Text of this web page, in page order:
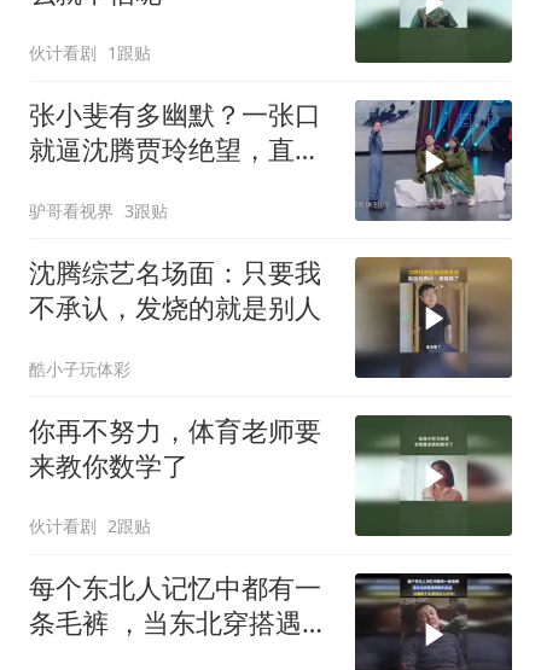
伙计看剧 1跟贴
张小斐有多幽默？一张口
就逼沈腾贾玲绝望，直
驴哥看视界 3跟贴
沈腾综艺名场面：只要我
不承认，发烧的就是别人
酷小子玩体彩
你再不努力，体育老师要
来教你数学了
伙计看剧 2跟贴
每个东北人记忆中都有一
条毛裤 ，当东北穿搭遇到